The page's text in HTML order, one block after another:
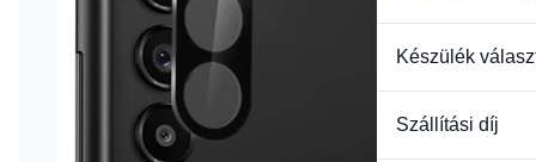
Készülék
Szállítási díj